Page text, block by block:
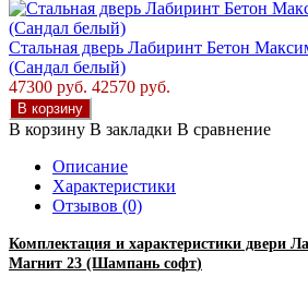
Стальная дверь Лабиринт Бетон
(Сандал белый)
47300 руб. 42570 руб.
В корзину
В корзину В закладки В сравнение
Описание
Характеристики
Отзывов (0)
Комплектация и характеристики двери
Магнит 23 (Шампань софт)